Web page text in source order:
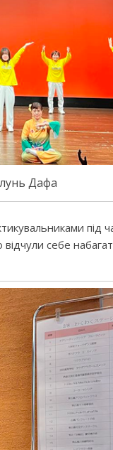
Дафа
під
себе